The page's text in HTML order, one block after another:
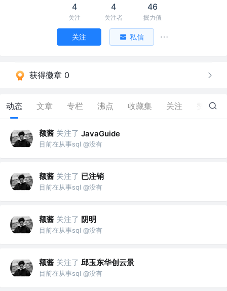
4
关注
4
关注者
46
掘力值
关注 私信
获得徽章 0
动态 文章 专栏 沸点 收藏集 关注 6
额酱 关注了 JavaGuide
目前在从事sql @没有
额酱 关注了 已注销
目前在从事sql @没有
额酱 关注了 阴明
目前在从事sql @没有
额酱 关注了 邱玉东华创云景
目前在从事sql @没有